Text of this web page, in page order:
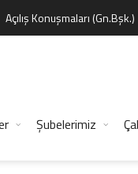
Açılış Konuşmaları (Gn.Bşk.)
Şubelerimiz